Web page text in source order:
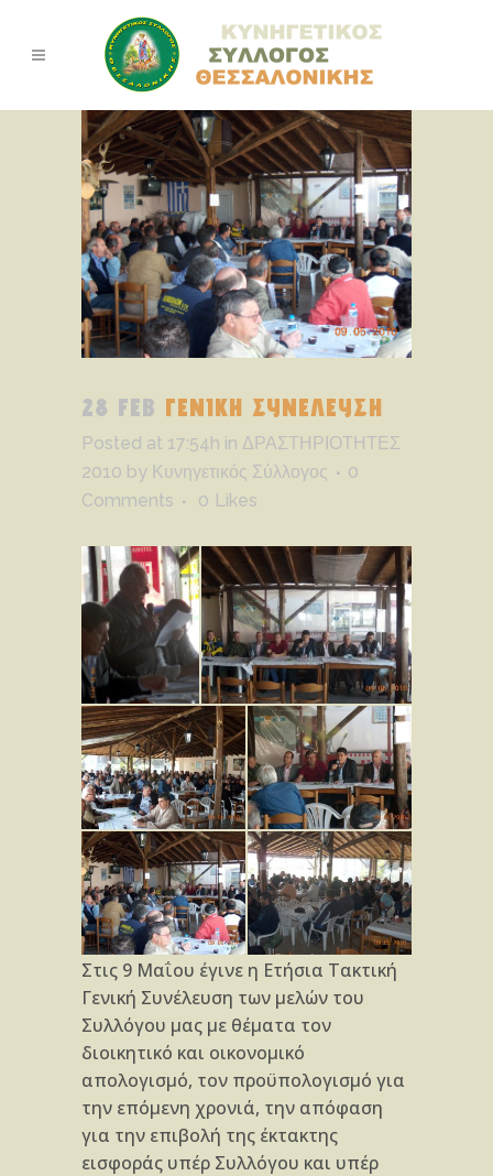
28 FEB ΓΕΝΙΚΗ ΣΥΝΕΛΕΥΣΗ
Posted at 17:54h in ΔΡΑΣΤΗΡΙΟΤΗΤΕΣ
2010 by Κυνηγετικός Σύλλογος
0
Comments
0 Likes
Στις 9 Μαΐου έγινε η Ετήσια Τακτική
Γενική Συ­νέλευση των μελών του
Συλλόγου μας με θέ­ματα τον
διοικητικό και οικονομικό
απολογισμό, τον προϋπολογισμό για
την επόμενη χρονιά, την από­φαση
για την επιβολή της έκτακτης
εισφοράς υπέρ Συλλόγου και υπέρ